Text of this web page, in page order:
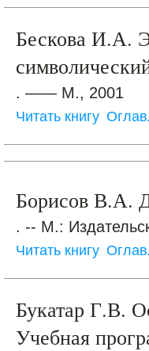
Бескова И.А.
. —— М., 2001
Читать книгу
Борисов В.А.
. -- М.:
Читать книгу
Букатар Г.В.
Учебная